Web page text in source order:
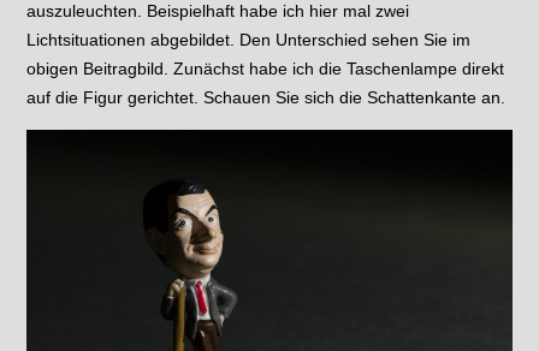
auszuleuchten. Beispielhaft habe ich hier mal zwei
Lichtsituationen abgebildet. Den Unterschied sehen Sie im
obigen Beitragbild. Zunächst habe ich die Taschenlampe direkt
auf die Figur gerichtet. Schauen Sie sich die Schattenkante an.